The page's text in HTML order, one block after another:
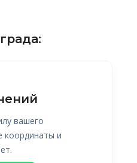
вашего
координаты и